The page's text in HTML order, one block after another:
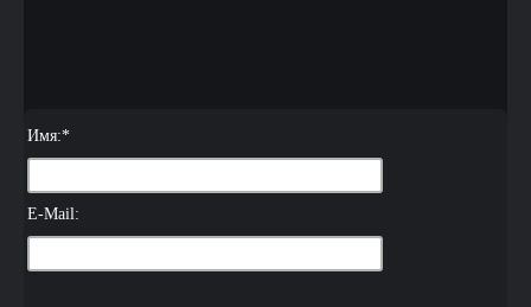
Имя:*
E-Mail: